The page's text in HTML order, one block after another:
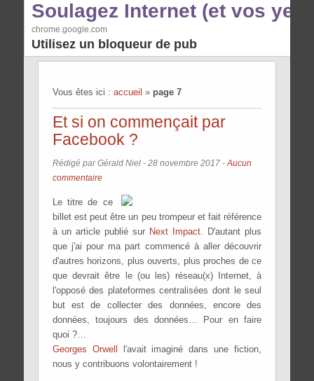
Vous êtes ici : accueil » page 7
Et si on commençait par
Facebook ?
Rédigé par Gérald Niel - 28 novembre 2017- Aucun
commentaire
Le titre de ce
billet est peut être un peu trompeur et fait référence
à un article publié sur Next Impact. D'autant plus
que j'ai pour ma part commencé à aller découvrir
d'autres horizons, plus ouverts, plus proches de ce
que devrait être le (ou les) réseau(x) Internet, à
l'opposé des plateformes centralisées dont le seul
but est de collecter des données, encore des
données, toujours des données… Pour en faire
quoi ?…
Georges Orwell
l'avait imaginé dans une fiction,
nous y contribuons volontairement !